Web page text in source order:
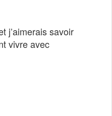
j’aimerais savoir
vivre avec